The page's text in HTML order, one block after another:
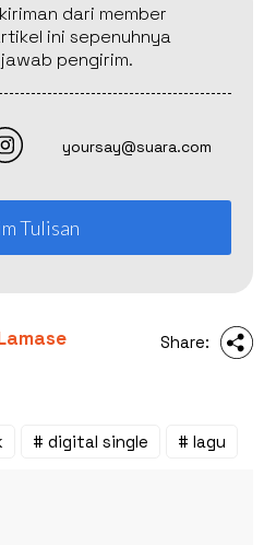
dari member
ini sepenuhnya
pengirim.
yoursay@suara.com
Tulisan
Share:
# digital single # lagu